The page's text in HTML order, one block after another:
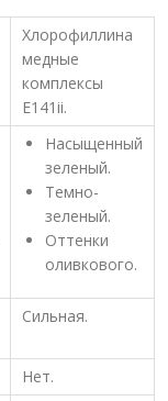
Хлорофиллина
медные
комплексы
Е141ii.
Насыщенный
зеленый.
Темно-
зеленый.
Оттенки
оливкового.
Сильная.
Нет.